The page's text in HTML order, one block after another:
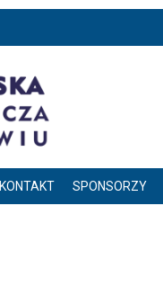
KONTAKT SPONSORZY